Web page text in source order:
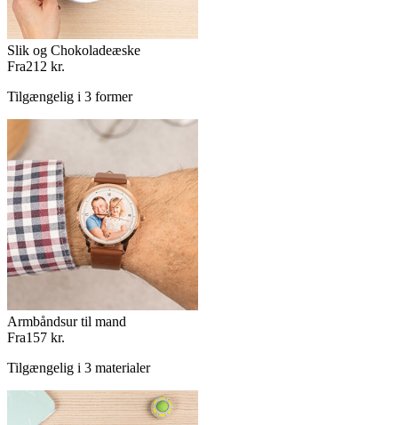
Slik og Chokoladeæske
Fra212 kr.
Tilgængelig i 3 former
Armbåndsur til mand
Fra157 kr.
Tilgængelig i 3 materialer